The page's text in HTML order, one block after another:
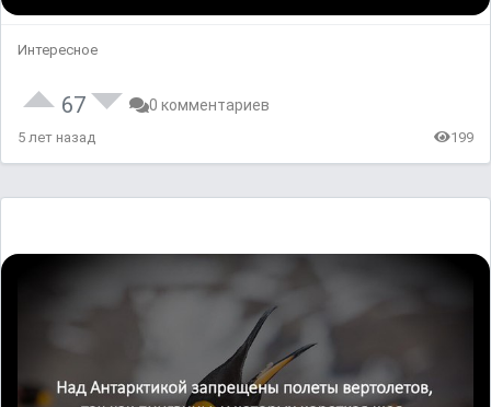
Интересное
67 0 комментариев
5 лет назад 199